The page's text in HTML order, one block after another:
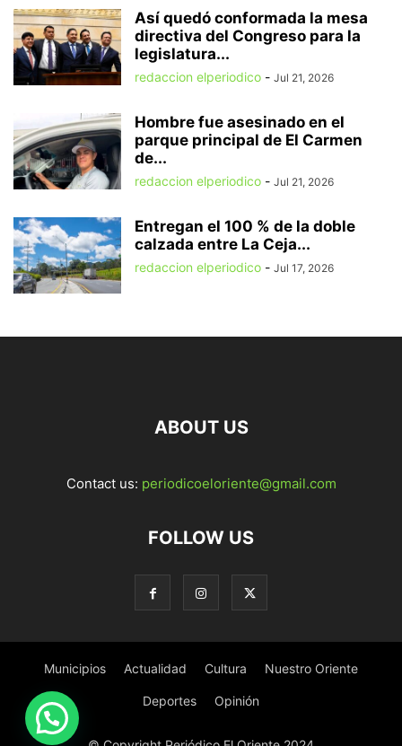
Así quedó conformada la mesa
directiva del Congreso para la
legislatura...
redaccion elperiodico - Jul 21, 2026
Hombre fue asesinado en el
parque principal de El Carmen
de...
redaccion elperiodico - Jul 21, 2026
Entregan el 100 % de la doble
calzada entre La Ceja...
redaccion elperiodico - Jul 17, 2026
ABOUT US
Contact us: periodicoeloriente@gmail.com
FOLLOW US
Municipios Actualidad Cultura Nuestro Oriente
Deportes Opinión